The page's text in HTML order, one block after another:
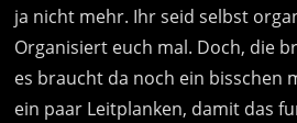
ja nicht mehr. Ihr seid selbst
Organisiert euch mal. Doch, die
es braucht da noch ein bisschen
ein paar Leitplanken, damit das